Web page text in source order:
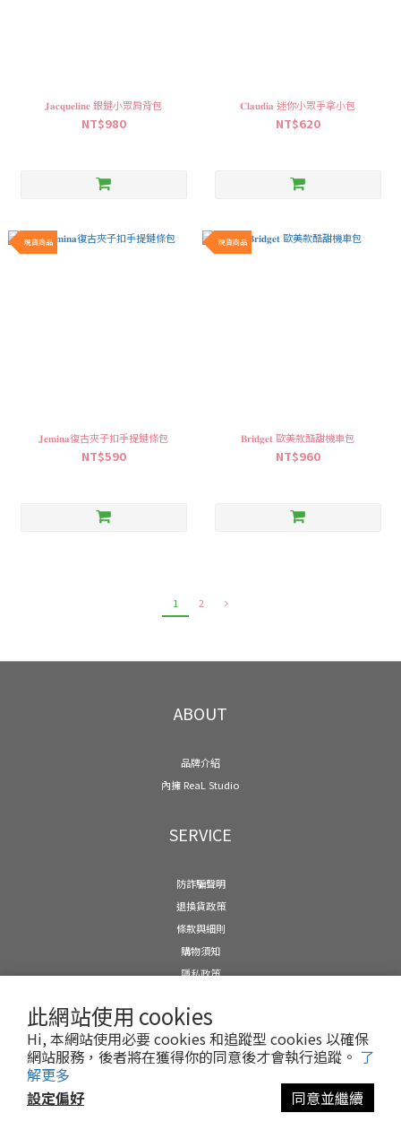
此網站使用 cookies
Hi, 本網站使用必要 cookies 和追蹤型 cookies 以確保
網站服務，後者將在獲得你的同意後才會執行追蹤。 了
解更多
設定偏好
同意並繼續
𝐉𝐚𝐜𝐪𝐮𝐞𝐥𝐢𝐧𝐞 銀鏈小眾肩背包
NT$980
𝐂𝐥𝐚𝐮𝐝𝐢𝐚 迷你小眾手拿小包
NT$620
現貨商品
𝐉𝐞𝐦𝐢𝐧𝐚復古夾子扣手提鏈條包
NT$590
現貨商品
𝐁𝐫𝐢𝐝𝐠𝐞𝐭 歐美款酷甜機車包
NT$960
1 2
ABOUT
品牌介紹
內擁 ReaL Studio
SERVICE
防詐騙聲明
退換貨政策
條款與細則
購物須知
隱私政策
CONTACT US